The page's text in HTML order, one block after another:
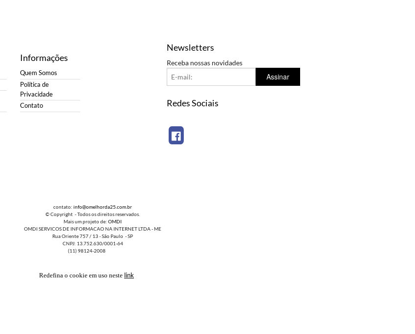
Informações
Quem Somos
Política de
Privacidade
Contato
Newsletters
Receba nossas novidades
Assinar
Redes Sociais
contato: info@omelhorda25.com.br
© Copyright - Todos os direitos reservados.
Mais um projeto de: OMDI
OMDI SERVICOS DE INFORMACAO NA INTERNET LTDA - ME
Rua Oriente 757 / 13 - São Paulo - SP
CNPJ: 13.752.630/0001-64
(11) 98124-2008
Redefina o cookie em uso neste link